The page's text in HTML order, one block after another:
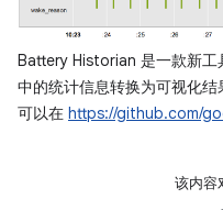
Battery Historian 是一款新工
中的统计信息转换为可视化
可以在 https://github.com/
该内容